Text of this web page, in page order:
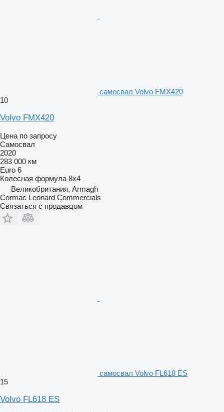
самосвал Volvo FMX420
10
Volvo FMX420
Цена по запросу
Самосвал
2020
283 000 км
Euro 6
Колесная формула 8x4
Великобритания, Armagh
Cormac Leonard Commercials
Связаться с продавцом
самосвал Volvo FL618 ES
15
Volvo FL618 ES